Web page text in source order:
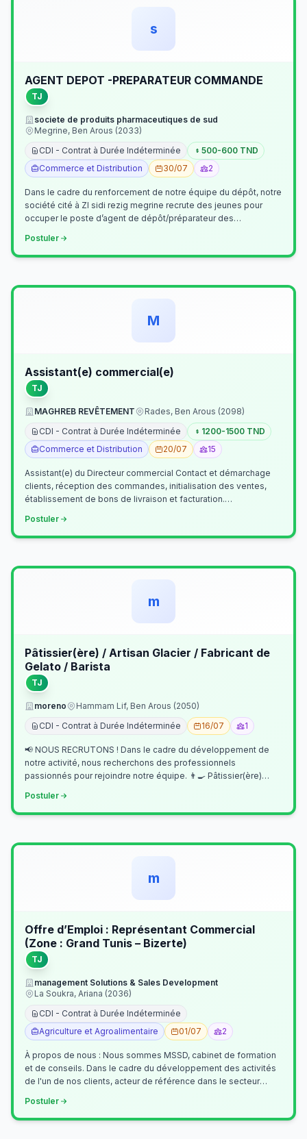
s
AGENT DEPOT -PREPARATEUR COMMANDE
TJ
societe de produits pharmaceutiques de sud
Megrine, Ben Arous (2033)
CDI - Contrat à Durée Indéterminée
500-600 TND
Commerce et Distribution
30/07 2
Dans le cadre du renforcement de notre équipe du dépôt, notre
société cité à ZI sidi rezig megrine recrute des jeunes pour
occuper le poste d’agent de dépôt/préparateur des
Postuler
M
Assistant(e) commercial(e)
TJ
MAGHREB REVÊTEMENT
Rades, Ben Arous (2098)
CDI - Contrat à Durée Indéterminée
1200-1500 TND
Commerce et Distribution
20/07 15
Assistant(e) du Directeur commercial Contact et démarchage
clients, réception des commandes, initialisation des ventes,
établissement de bons de livraison et facturation.
Postuler
m
Pâtissier(ère) / Artisan Glacier / Fabricant de
Gelato / Barista
TJ
moreno
Hammam Lif, Ben Arous (2050)
CDI - Contrat à Durée Indéterminée
16/07 1
📢 NOUS RECRUTONS ! Dans le cadre du développement de
notre activité, nous recherchons des professionnels
passionnés pour rejoindre notre équipe. 👨‍🍳 Pâtissier(ère)
Postuler
m
Offre d’Emploi : Représentant Commercial
(Zone : Grand Tunis – Bizerte)
TJ
management Solutions & Sales Development
La Soukra, Ariana (2036)
CDI - Contrat à Durée Indéterminée
Agriculture et Agroalimentaire
01/07 2
À propos de nous : Nous sommes MSSD, cabinet de formation
et de conseils. Dans le cadre du développement des activités
de l'un de nos clients, acteur de référence dans le secteur
Postuler